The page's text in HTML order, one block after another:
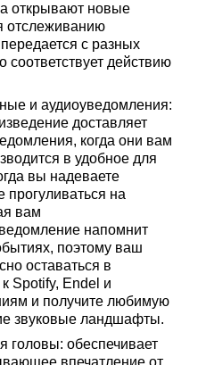
открывают новые
отслеживанию
с разных
действию
и аудиоуведомления:
доставляет
когда они вам
в удобное для
вы надеваете
прогуливаться на
вам
напомнит
поэтому ваш
оставаться в
Spotify, Endel и
и получите любимую
звуковые ландшафты.
головы: обеспечивает